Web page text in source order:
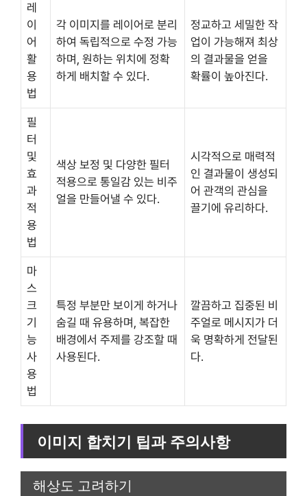
레
이
어
활
용
법
각 이미지를 레이어로 분리
하여 독립적으로 수정 가능
하며, 원하는 위치에 정확
하게 배치할 수 있다.
정교하고 세밀한 작
업이 가능해져 최상
의 결과물을 얻을
확률이 높아진다.
필
터
및
효
과
적
용
법
색상 보정 및 다양한 필터
적용으로 통일감 있는 비주
얼을 만들어낼 수 있다.
시각적으로 매력적
인 결과물이 생성되
어 관객의 관심을
끌기에 유리하다.
마
스
크
기
능
사
용
법
특정 부분만 보이게 하거나
숨길 때 유용하며, 복잡한
배경에서 주제를 강조할 때
사용된다.
깔끔하고 집중된 비
주얼로 메시지가 더
욱 명확하게 전달된
다.
이미지 합치기 팁과 주의사항
해상도 고려하기